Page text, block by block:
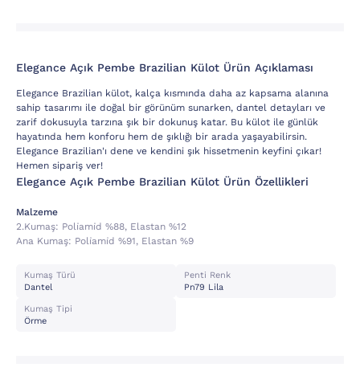
Elegance Açık Pembe Brazilian Külot Ürün Açıklaması
Elegance Brazilian külot, kalça kısmında daha az kapsama alanına
sahip tasarımı ile doğal bir görünüm sunarken, dantel detayları ve
zarif dokusuyla tarzına şık bir dokunuş katar. Bu külot ile günlük
hayatında hem konforu hem de şıklığı bir arada yaşayabilirsin.
Elegance Brazilian'ı dene ve kendini şık hissetmenin keyfini çıkar!
Hemen sipariş ver!
Elegance Açık Pembe Brazilian Külot Ürün Özellikleri
Malzeme
2.kumaş: Poli̇ami̇d %88, Elastan %12
Ana Kumaş: Poli̇ami̇d %91, Elastan %9
Kumaş Türü
Dantel
Penti Renk
Pn79 Lila
Kumaş Tipi
Örme